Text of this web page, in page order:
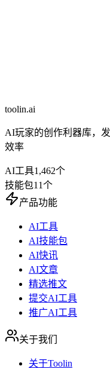
toolin.ai
AI玩家的创作利器库，
效率
AI工具1,462个
技能包11个
产品功能
AI工具
AI技能包
AI快讯
AI文章
精选推文
提交AI工具
推广AI工具
关于我们
关于Toolin